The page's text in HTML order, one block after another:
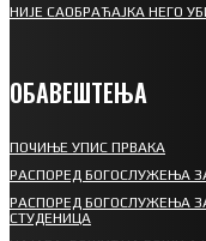
НИЈЕ САОБРАЋАЈКА НЕГО
ОБАВЕШТЕЊА
ПОЧИЊЕ УПИС ПРВАКА
РАСПОРЕД БОГОСЛУЖЕЊА
РАСПОРЕД БОГОСЛУЖЕЊА
СТУДЕНИЦА